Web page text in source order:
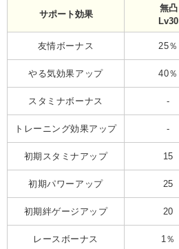
サポート効果
無凸
Lv30
友情ボーナス 25％
やる気効果アップ 40％
スタミナボーナス -
トレーニング効果アップ -
初期スタミナアップ 15
初期パワーアップ 25
初期絆ゲージアップ 20
レースボーナス 1％